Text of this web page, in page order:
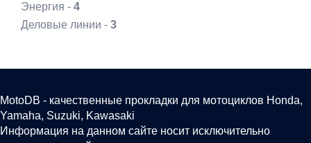
Энергия - 4
Деловые линии - 3
MotoDB - качественные прокладки для мотоциклов Honda,
Yamaha, Suzuki, Kawasaki
Информация на данном сайте носит исключительно